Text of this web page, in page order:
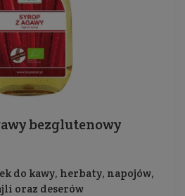
bezglutenowy
do kawy, herbaty, napojów,
oraz deserów